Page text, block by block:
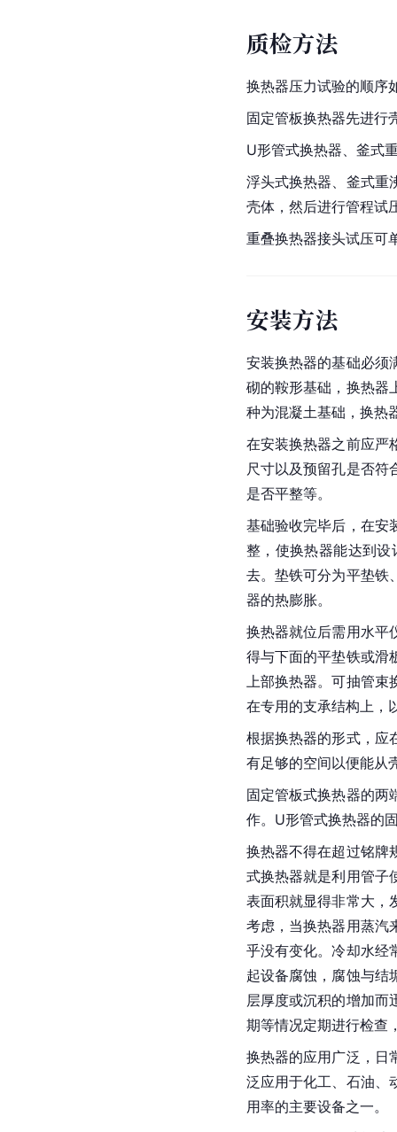
质检方法
换热器压力试验的顺序
固定管板换热器先进行
U形管式换热器、釜式
浮头式换热器、釜式重
壳体，然后进行管程试
重叠换热器接头试压可
安装方法
安装换热器的基础必须
砌的鞍形基础，换热器
种为混凝土基础，换热
在安装换热器之前应严
尺寸以及预留孔是否符
是否平整等。
基础验收完毕后，在安
整，使换热器能达到
去。垫铁可分为平垫铁
器的热膨胀。
换热器就位后需用水平
得与下面的平垫铁或滑
上部换热器。可抽管
在专用的支承结构上，
根据换热器的形式，应
有足够的空间以便能从
固定管板式换热器的两
作。U形管式换热器的
换热器不得在超过铭牌
式换热器就是利用管子
表面积就显得非常大，
考虑，当换热器用蒸汽
乎没有变化。冷却水经
起设备腐蚀，腐蚀与结
层厚度或沉积的增加而
期等情况定期进行检查
换热器的应用广泛，日
泛应用于化工、石油、
用率的主要设备之一。